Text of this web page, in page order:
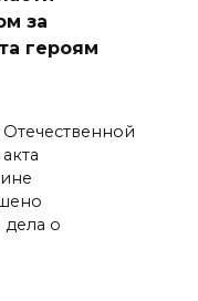
за
героям
дела о